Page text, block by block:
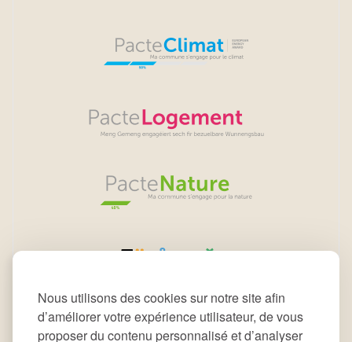
Nous utilisons des cookies sur notre site afin
d’améliorer votre expérience utilisateur, de vous
proposer du contenu personnalisé et d’analyser